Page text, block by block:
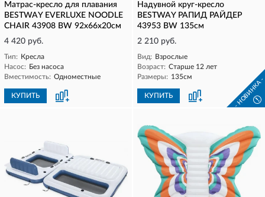
Матрас-кресло для плавания
BESTWAY EVERLUXE NOODLE
CHAIR 43908 BW 92x66x20см
4 420 руб.
Тип: Кресла
Насос: Без насоса
Вместимость: Одноместные
КУПИТЬ
Надувной круг-кресло
BESTWAY РАПИД РАЙДЕР
43953 BW 135см
2 210 руб.
Вид: Взрослые
Возраст: Старше 12 лет
Размеры: 135см
КУПИТЬ - НОВИНКА -
!